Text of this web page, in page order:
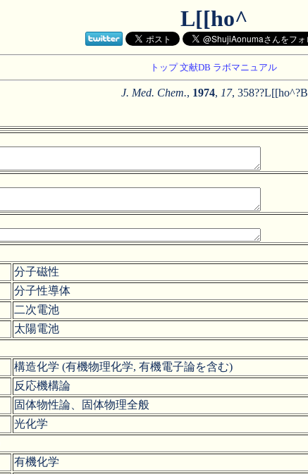
L[[ho^
トップ 文献DB ラボマニュアル
J. Med. Chem., 1974, 17, 358??L[[ho^?B
分子磁性
分子性導体
二次電池
太陽電池
構造化学 (有機物理化学, 有機電子論を含む)
反応機構論
固体物性論、固体物理全般
光化学
有機化学